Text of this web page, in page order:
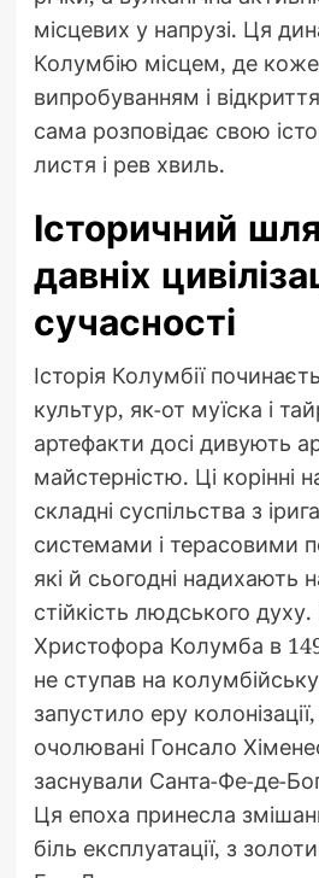
місцевих у напрузі. Ця
Колумбію місцем, де
випробуванням і
сама розповідає свою
листя і рев хвиль.
Історичний
давніх
сучасності
Історія Колумбії
культур, як-от муїска і
артефакти досі дивують
майстерністю. Ці корінні
складні суспільства з
системами і терасовими
які й сьогодні надихають
стійкість людського
Христофора Колумба в
не ступав на
запустило еру
очолювані Гонсало
заснували Санта-Фе-де-
Ця епоха принесла
біль експлуатації, з